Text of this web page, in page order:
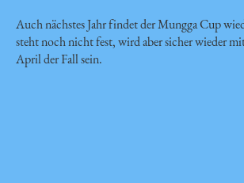
Auch nächstes Jahr findet der Mungga Cup
steht noch nicht fest, wird aber sicher wieder
April der Fall sein.